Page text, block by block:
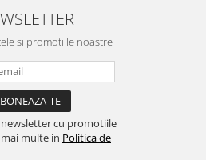
si promotiile noastre
cu promotiile
multe in Politica de